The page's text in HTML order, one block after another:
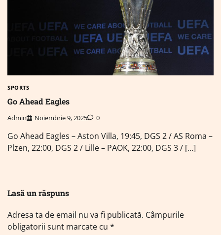
SPORTS
Go Ahead Eagles
Admin Noiembrie 9, 2025 0
Go Ahead Eagles – Aston Villa, 19:45, DGS 2 / AS Roma –
Plzen, 22:00, DGS 2 / Lille – PAOK, 22:00, DGS 3 / […]
Lasă un răspuns
Adresa ta de email nu va fi publicată. Câmpurile
obligatorii sunt marcate cu *